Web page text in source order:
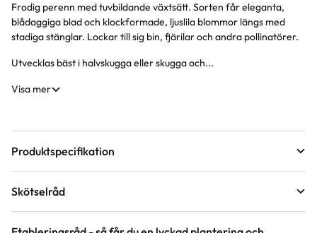
Produktinformation
Frodig perenn med tuvbildande växtsätt. Sorten får eleganta,
blådaggiga blad och klockformade, ljuslila blommor längs med
stadiga stänglar. Lockar till sig bin, fjärilar och andra pollinatörer.
Utvecklas bäst i halvskugga eller skugga och...
Visa mer
Produktspecifikation
Krukstorlek
Höjd på trädgårdsväxter
Skötselråd
Läge Halvskugga till skugga